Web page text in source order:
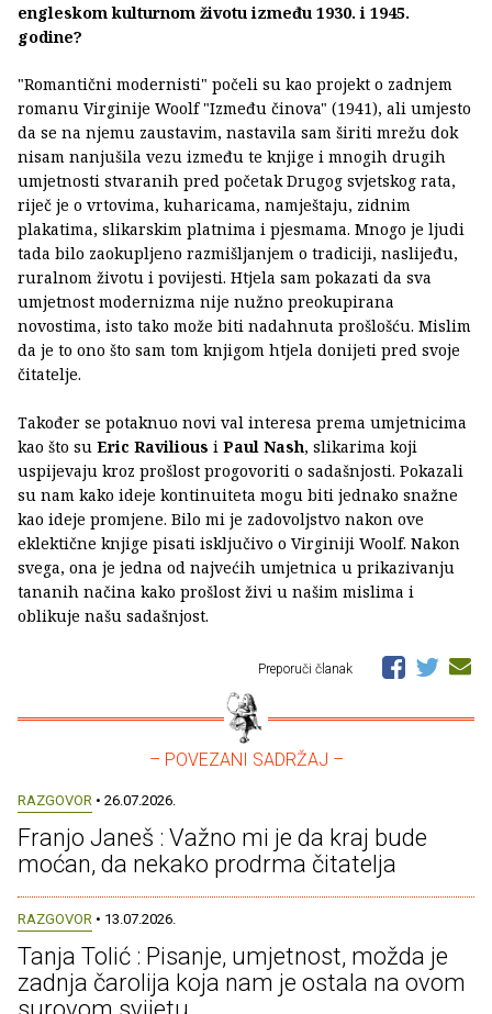
engleskom kulturnom životu između 1930. i 1945.
godine?
"Romantični modernisti" počeli su kao projekt o zadnjem
romanu Virginije Woolf "Između činova" (1941), ali umjesto
da se na njemu zaustavim, nastavila sam širiti mrežu dok
nisam nanjušila vezu između te knjige i mnogih drugih
umjetnosti stvaranih pred početak Drugog svjetskog rata,
riječ je o vrtovima, kuharicama, namještaju, zidnim
plakatima, slikarskim platnima i pjesmama. Mnogo je ljudi
tada bilo zaokupljeno razmišljanjem o tradiciji, naslijeđu,
ruralnom životu i povijesti. Htjela sam pokazati da sva
umjetnost modernizma nije nužno preokupirana
novostima, isto tako može biti nadahnuta prošlošću. Mislim
da je to ono što sam tom knjigom htjela donijeti pred svoje
čitatelje.
Također se potaknuo novi val interesa prema umjetnicima
kao što su Eric Ravilious i Paul Nash, slikarima koji
uspijevaju kroz prošlost progovoriti o sadašnjosti. Pokazali
su nam kako ideje kontinuiteta mogu biti jednako snažne
kao ideje promjene. Bilo mi je zadovoljstvo nakon ove
eklektične knjige pisati isključivo o Virginiji Woolf. Nakon
svega, ona je jedna od najvećih umjetnica u prikazivanju
tananih načina kako prošlost živi u našim mislima i
oblikuje našu sadašnjost.
Preporuči članak
– POVEZANI SADRŽAJ –
RAZGOVOR • 26.07.2026.
Franjo Janeš : Važno mi je da kraj bude
moćan, da nekako prodrma čitatelja
RAZGOVOR • 13.07.2026.
Tanja Tolić : Pisanje, umjetnost, možda je
zadnja čarolija koja nam je ostala na ovom